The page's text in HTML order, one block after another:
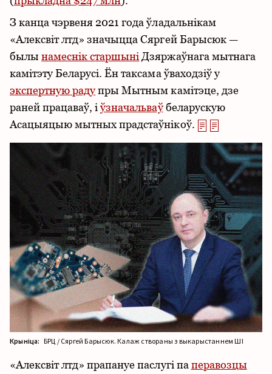
З канца чэрвеня 2021 года ўладальнікам
«Алексвіт лтд» значыцца Сяргей Барысюк —
былынамеснік старшыні Дзяржаўнага мытнага
камітэту Беларусі. Ён таксама ўваходзіў у
экспертную радупры Мытным камітэце, дзе
раней працаваў, іўзначальваўбеларускую
Асацыяцыю мытных прадстаўнікоў.
Крыніца: БРЦ / Сяргей Барысюк. Калаж створаны з выкарыстаннем ШІ
«Алексвіт лтд» прапануе паслугі па перавозцы